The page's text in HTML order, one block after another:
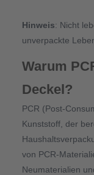
Hinweis: Nicht
unverpackte
Warum
Deckel?
PCR (Post-
Kunststoff, der
von PCR-
Neumaterialien